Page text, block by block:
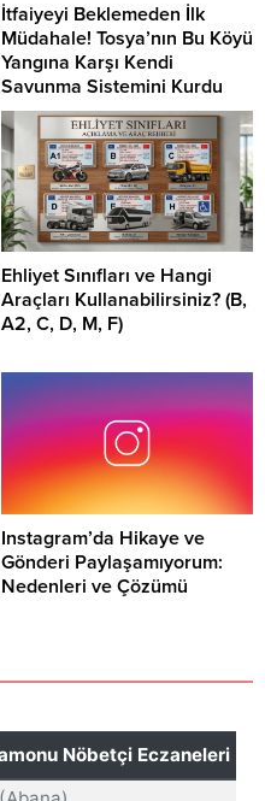
İtfaiyeyi Beklemeden İlk
Müdahale! Tosya’nın Bu Köyü
Yangına Karşı Kendi
Savunma Sistemini Kurdu
Ehliyet Sınıfları ve Hangi
Araçları Kullanabilirsiniz? (B,
A2, C, D, M, F)
Instagram’da Hikaye ve
Gönderi Paylaşamıyorum:
Nedenleri ve Çözümü